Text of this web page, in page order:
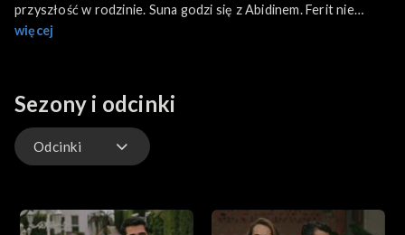
przyszłość w rodzinie. Suna godzi się z Abidinem. Ferit nie
zrywa z Diyar, choć jej nie kocha, co jeszcze bardziej komplikuje
więcej
Sezony i odcinki
Odcinki